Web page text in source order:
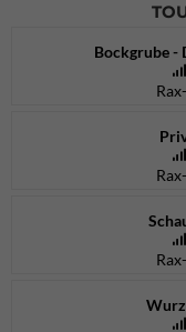
Bockgrube -